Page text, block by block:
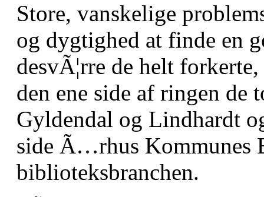
Store, vanskelige
og dygtighed at finde en
desvÃ¦rre de helt
den ene side af ringen de
Gyldendal og Lindhardt
side Ã…rhus Kommunes
biblioteksbranchen.